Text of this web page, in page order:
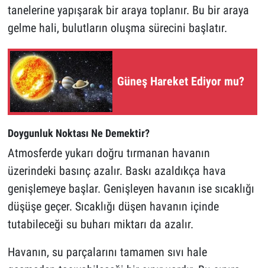
tanelerine yapışarak bir araya toplanır. Bu bir araya
gelme hali, bulutların oluşma sürecini başlatır.
Güneş Hareket Ediyor mu?
Doygunluk Noktası Ne Demektir?
Atmosferde yukarı doğru tırmanan havanın
üzerindeki basınç azalır. Baskı azaldıkça hava
genişlemeye başlar. Genişleyen havanın ise sıcaklığı
düşüşe geçer. Sıcaklığı düşen havanın içinde
tutabileceği su buharı miktarı da azalır.
Havanın, su parçalarını tamamen sıvı hale